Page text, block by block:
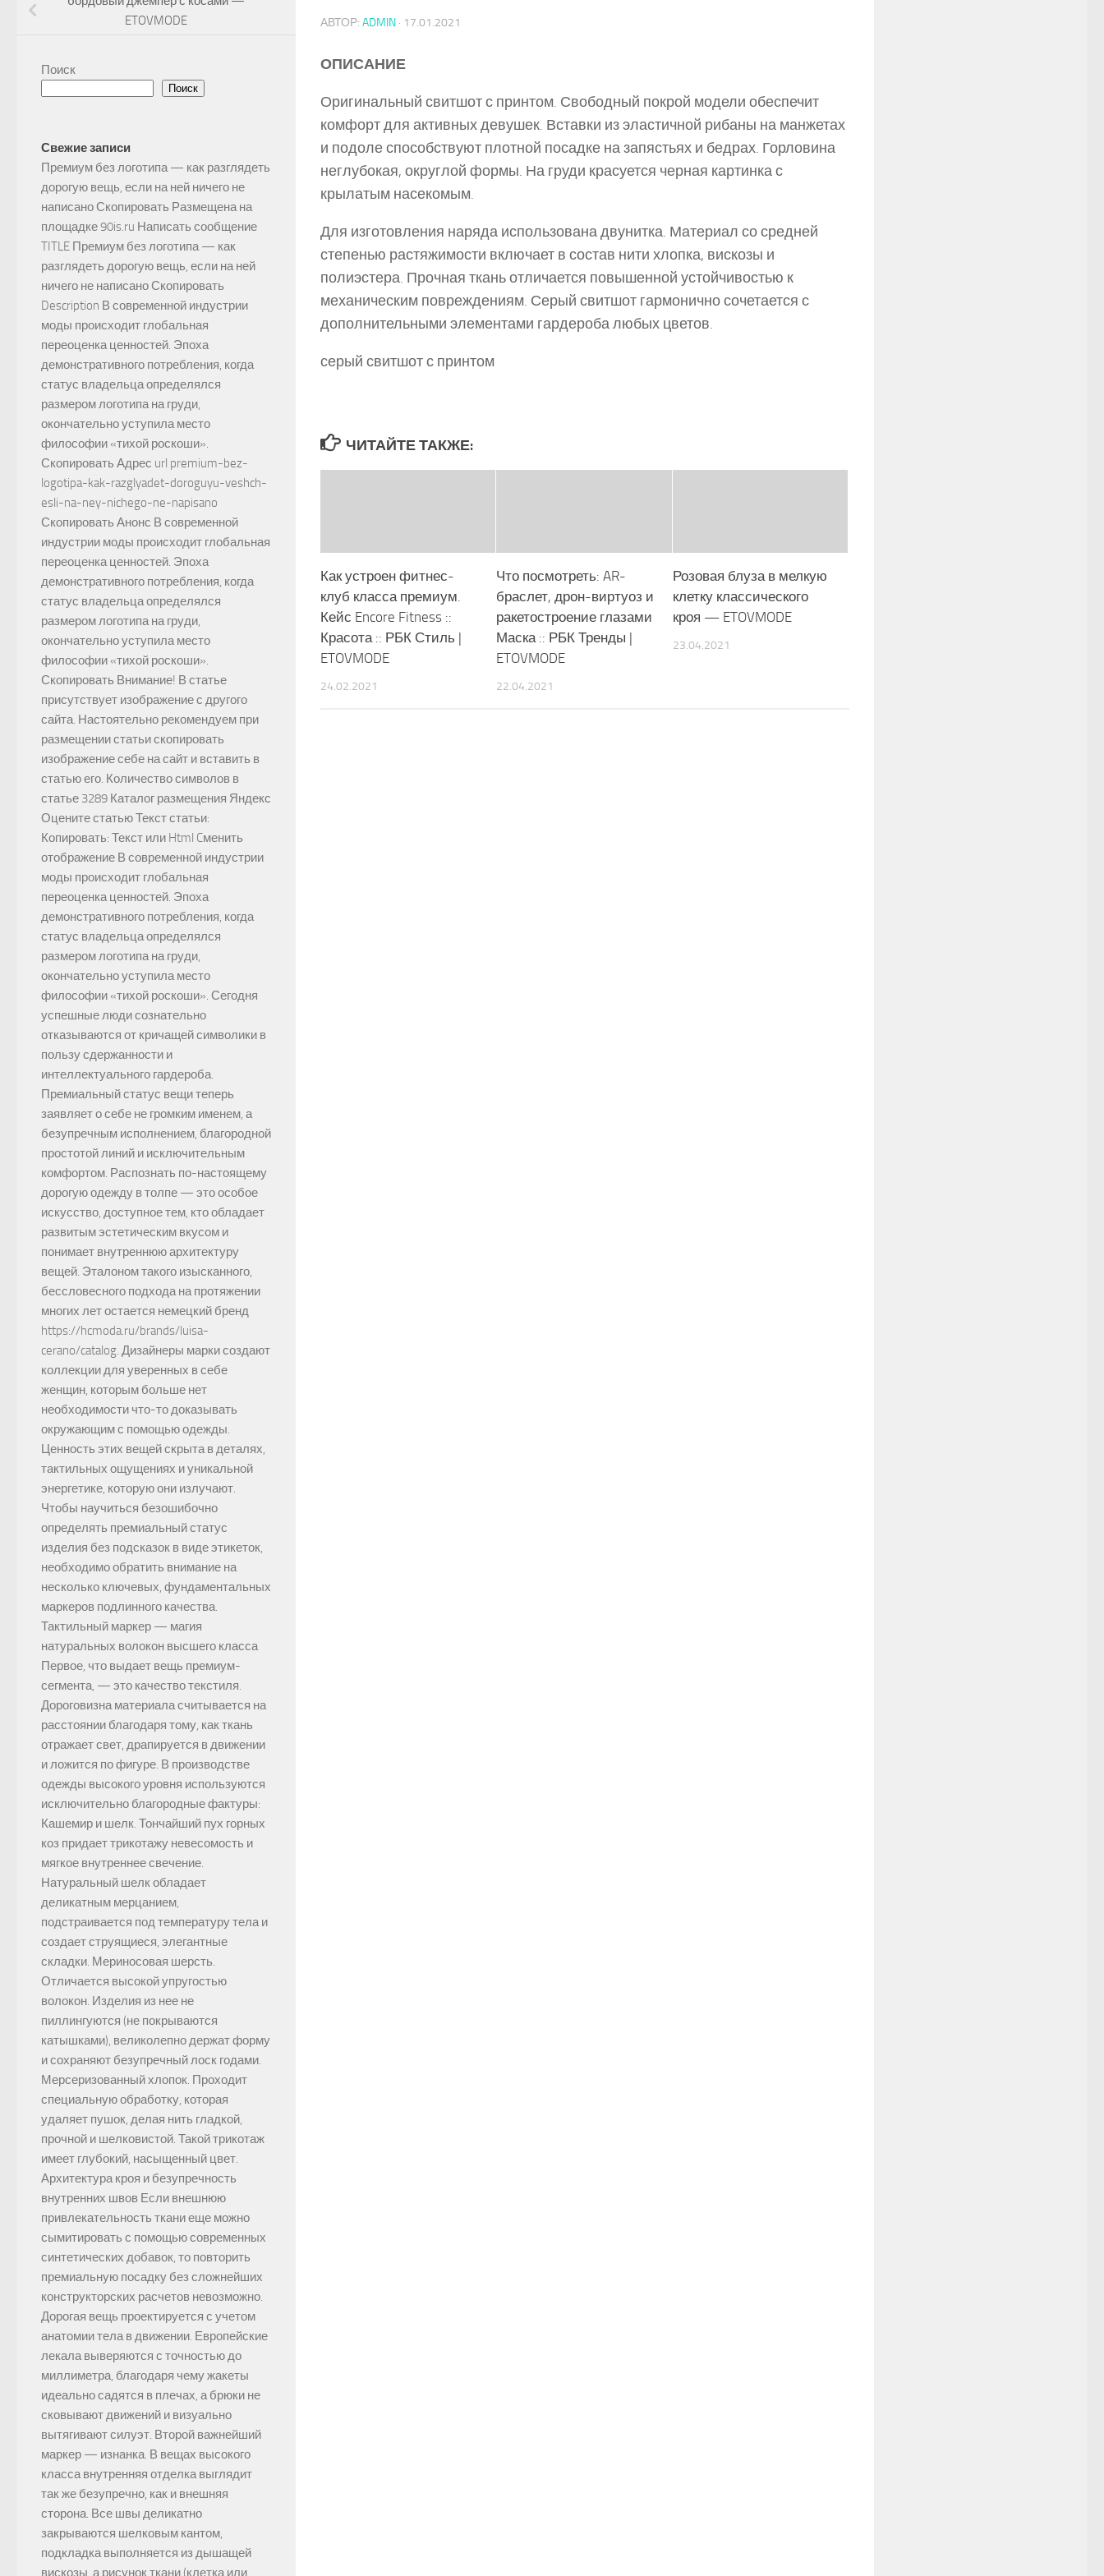
АВТОР: ADMIN · 17.01.2021
ОПИСАНИЕ
Оригинальный свитшот с принтом. Свободный покрой модели обеспечит
комфорт для активных девушек. Вставки из эластичной рибаны на манжетах
и подоле способствуют плотной посадке на запястьях и бедрах. Горловина
неглубокая, округлой формы. На груди красуется черная картинка с
крылатым насекомым.
Для изготовления наряда использована двунитка. Материал со средней
степенью растяжимости включает в состав нити хлопка, вискозы и
полиэстера. Прочная ткань отличается повышенной устойчивостью к
механическим повреждениям. Серый свитшот гармонично сочетается с
дополнительными элементами гардероба любых цветов.
серый свитшот с принтом
ЧИТАЙТЕ ТАКЖЕ:
Как устроен фитнес-
клуб класса премиум.
Кейс Encore Fitness ::
Красота :: РБК Стиль |
ETOVMODE
24.02.2021
Что посмотреть: AR-
браслет, дрон-виртуоз и
ракетостроение глазами
Маска :: РБК Тренды |
ETOVMODE
22.04.2021
Розовая блуза в мелкую
клетку классического
кроя — ETOVMODE
23.04.2021
ETOVMODE
Поиск
Поиск
Свежие записи
Премиум без логотипа — как разглядеть
дорогую вещь, если на ней ничего не
написано Скопировать Размещена на
площадке 90is.ru Написать сообщение
TITLE Премиум без логотипа — как
разглядеть дорогую вещь, если на ней
ничего не написано Скопировать
Description В современной индустрии
моды происходит глобальная
переоценка ценностей. Эпоха
демонстративного потребления, когда
статус владельца определялся
размером логотипа на груди,
окончательно уступила место
философии «тихой роскоши».
Скопировать Адрес url premium-bez-
logotipa-kak-razglyadet-doroguyu-veshch-
esli-na-ney-nichego-ne-napisano
Скопировать Анонс В современной
индустрии моды происходит глобальная
переоценка ценностей. Эпоха
демонстративного потребления, когда
статус владельца определялся
размером логотипа на груди,
окончательно уступила место
философии «тихой роскоши».
Скопировать Внимание! В статье
присутствует изображение с другого
сайта. Настоятельно рекомендуем при
размещении статьи скопировать
изображение себе на сайт и вставить в
статью его. Количество символов в
статье 3289 Каталог размещения Яндекс
Оцените статью Текст статьи:
Копировать: Текст или Html Cменить
отображение В современной индустрии
моды происходит глобальная
переоценка ценностей. Эпоха
демонстративного потребления, когда
статус владельца определялся
размером логотипа на груди,
окончательно уступила место
философии «тихой роскоши». Сегодня
успешные люди сознательно
отказываются от кричащей символики в
пользу сдержанности и
интеллектуального гардероба.
Премиальный статус вещи теперь
заявляет о себе не громким именем, а
безупречным исполнением, благородной
простотой линий и исключительным
комфортом. Распознать по-настоящему
дорогую одежду в толпе — это особое
искусство, доступное тем, кто обладает
развитым эстетическим вкусом и
понимает внутреннюю архитектуру
вещей. Эталоном такого изысканного,
бессловесного подхода на протяжении
многих лет остается немецкий бренд
https://hcmoda.ru/brands/luisa-
cerano/catalog. Дизайнеры марки создают
коллекции для уверенных в себе
женщин, которым больше нет
необходимости что-то доказывать
окружающим с помощью одежды.
Ценность этих вещей скрыта в деталях,
тактильных ощущениях и уникальной
энергетике, которую они излучают.
Чтобы научиться безошибочно
определять премиальный статус
изделия без подсказок в виде этикеток,
необходимо обратить внимание на
несколько ключевых, фундаментальных
маркеров подлинного качества.
Тактильный маркер — магия
натуральных волокон высшего класса
Первое, что выдает вещь премиум-
сегмента, — это качество текстиля.
Дороговизна материала считывается на
расстоянии благодаря тому, как ткань
отражает свет, драпируется в движении
и ложится по фигуре. В производстве
одежды высокого уровня используются
исключительно благородные фактуры:
Кашемир и шелк. Тончайший пух горных
коз придает трикотажу невесомость и
мягкое внутреннее свечение.
Натуральный шелк обладает
деликатным мерцанием,
подстраивается под температуру тела и
создает струящиеся, элегантные
складки. Мериносовая шерсть.
Отличается высокой упругостью
волокон. Изделия из нее не
пиллингуются (не покрываются
катышками), великолепно держат форму
и сохраняют безупречный лоск годами.
Мерсеризованный хлопок. Проходит
специальную обработку, которая
удаляет пушок, делая нить гладкой,
прочной и шелковистой. Такой трикотаж
имеет глубокий, насыщенный цвет.
Архитектура кроя и безупречность
внутренних швов Если внешнюю
привлекательность ткани еще можно
сымитировать с помощью современных
синтетических добавок, то повторить
премиальную посадку без сложнейших
конструкторских расчетов невозможно.
Дорогая вещь проектируется с учетом
анатомии тела в движении. Европейские
лекала выверяются с точностью до
миллиметра, благодаря чему жакеты
идеально садятся в плечах, а брюки не
сковывают движений и визуально
вытягивают силуэт. Второй важнейший
маркер — изнанка. В вещах высокого
класса внутренняя отделка выглядит
так же безупречно, как и внешняя
сторона. Все швы деликатно
закрываются шелковым кантом,
подкладка выполняется из дышащей
вискозы, а рисунок ткани (клетка или